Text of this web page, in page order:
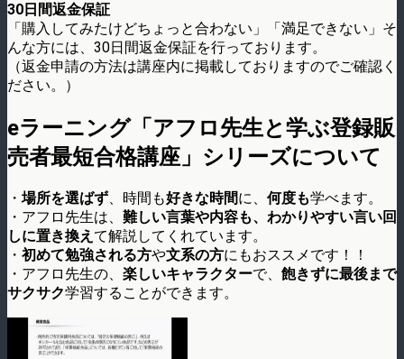
30日間返金保証
「購入してみたけどちょっと合わない」「満足できない」そ
んな方には、30日間返金保証を行っております。
（返金申請の方法は講座内に掲載しておりますのでご確認く
ださい。）
eラーニング「アフロ先生と学ぶ登録販
売者最短合格講座」シリーズについて
・ 場所を選ばず、時間も好きな時間に、 何度も学べます。
・アフロ先生は、 難しい言葉や内容も、わかりやすい言い回
しに置き換え て解説してくれています。
・ 初めて勉強される方や文系の方にもおススメです！！
・アフロ先生の、 楽しいキャラクターで、 飽きずに最後まで
サクサク学習することができます。